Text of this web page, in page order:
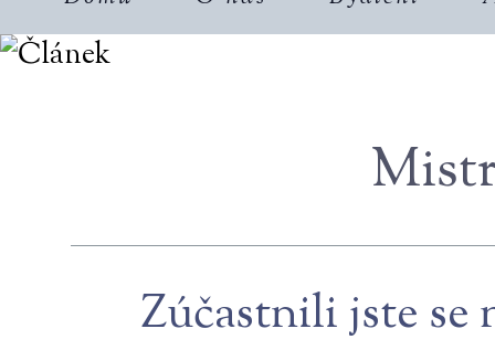
Zúčastnili jste se